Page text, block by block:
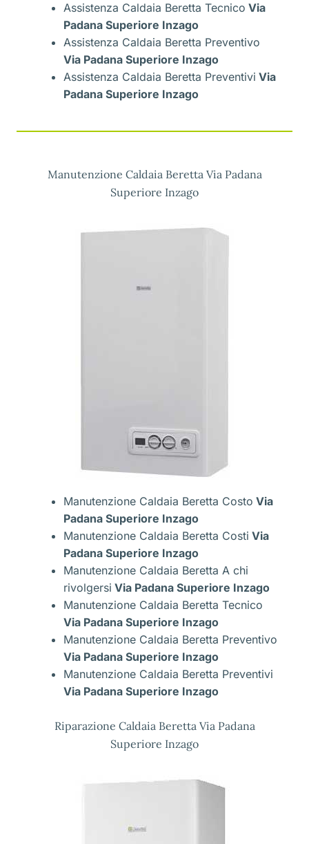
Assistenza Caldaia Beretta Tecnico Via
Padana Superiore Inzago
Assistenza Caldaia Beretta Preventivo
Via Padana Superiore Inzago
Assistenza Caldaia Beretta Preventivi Via
Padana Superiore Inzago
Manutenzione Caldaia Beretta Via Padana
Superiore Inzago
Manutenzione Caldaia Beretta Costo Via
Padana Superiore Inzago
Manutenzione Caldaia Beretta Costi Via
Padana Superiore Inzago
Manutenzione Caldaia Beretta A chi
rivolgersi Via Padana Superiore Inzago
Manutenzione Caldaia Beretta Tecnico
Via Padana Superiore Inzago
Manutenzione Caldaia Beretta Preventivo
Via Padana Superiore Inzago
Manutenzione Caldaia Beretta Preventivi
Via Padana Superiore Inzago
Riparazione Caldaia Beretta Via Padana
Superiore Inzago